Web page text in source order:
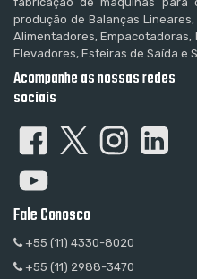
produção de Balanças
Alimentadores,
Elevadores, Esteiras de Saída e
Acompanhe as nossas redes
sociais
Fale Conosco
+55 (11) 4330-8020
+55 (11) 2988-3470